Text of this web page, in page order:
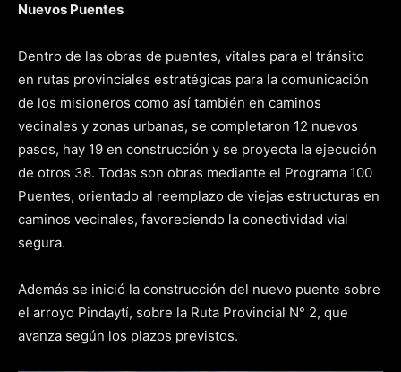
Nuevos Puentes
Dentro de las obras de puentes, vitales para el tránsito
en rutas provinciales estratégicas para la comunicación
de los misioneros como así también en caminos
vecinales y zonas urbanas, se completaron 12 nuevos
pasos, hay 19 en construcción y se proyecta la ejecución
de otros 38. Todas son obras mediante el Programa 100
Puentes, orientado al reemplazo de viejas estructuras en
caminos vecinales, favoreciendo la conectividad vial
segura.
Además se inició la construcción del nuevo puente sobre
el arroyo Pindaytí, sobre la Ruta Provincial N° 2, que
avanza según los plazos previstos.